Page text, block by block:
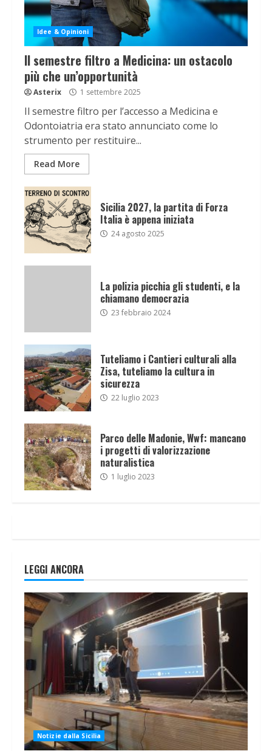
Idee & Opinioni
Il semestre filtro a Medicina: un ostacolo
più che un’opportunità
Asterix 1 settembre 2025
Il semestre filtro per l’accesso a Medicina e
Odontoiatria era stato annunciato come lo
strumento per restituire...
Read More
Sicilia 2027, la partita di Forza
Italia è appena iniziata
24 agosto 2025
La polizia picchia gli studenti, e la
chiamano democrazia
23 febbraio 2024
Tuteliamo i Cantieri culturali alla
Zisa, tuteliamo la cultura in
sicurezza
22 luglio 2023
Parco delle Madonie, Wwf: mancano
i progetti di valorizzazione
naturalistica
1 luglio 2023
LEGGI ANCORA
Notizie dalla Sicilia